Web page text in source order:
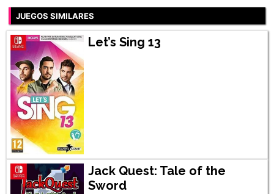
JUEGOS SIMILARES
Let’s Sing 13
Jack Quest: Tale of the
Sword